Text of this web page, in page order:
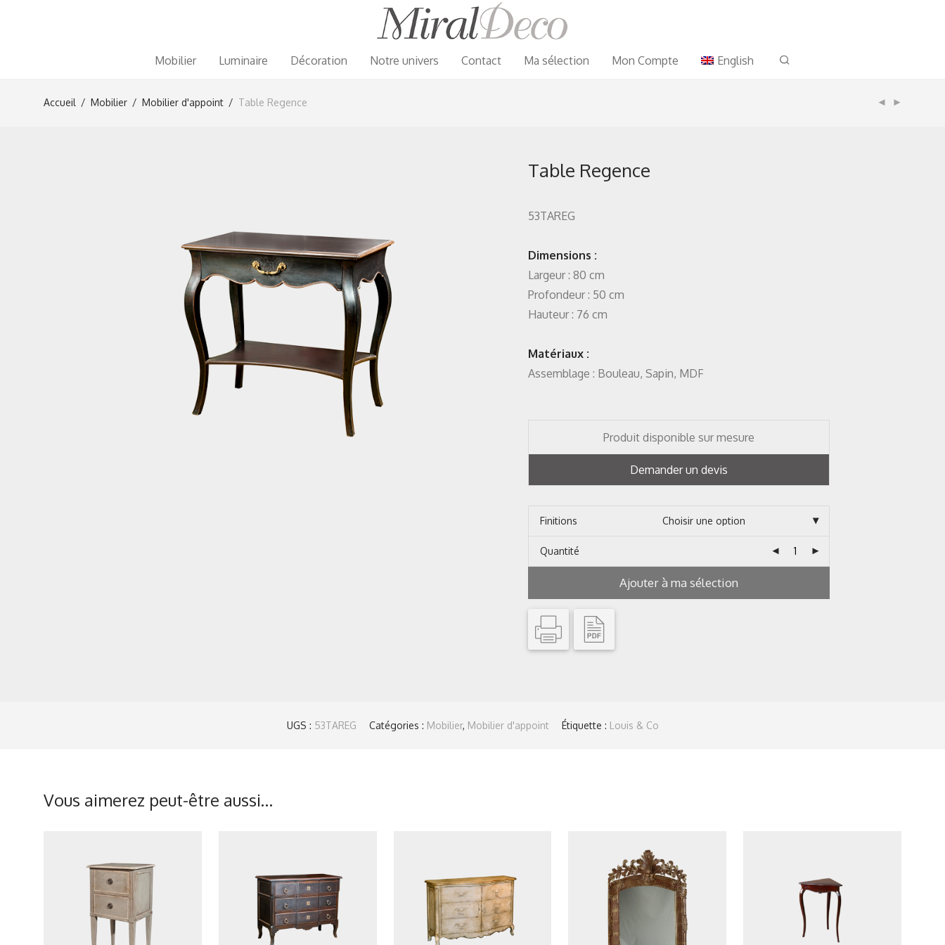
Mobilier Luminaire Décoration Notre univers Contact Ma sélection Mon Compte English
Accueil / Mobilier / Mobilier d'appoint / Table Regence
Table Regence
53TAREG
Dimensions :
Largeur : 80 cm
Profondeur : 50 cm
Hauteur : 76 cm
Matériaux :
Assemblage : Bouleau, Sapin, MDF
Produit disponible sur mesure
Demander un devis
Finitions
Quantité
Ajouter à ma sélection
UGS : 53TAREG Catégories : Mobilier, Mobilier d'appoint Étiquette : Louis & Co
Vous aimerez peut-être aussi…